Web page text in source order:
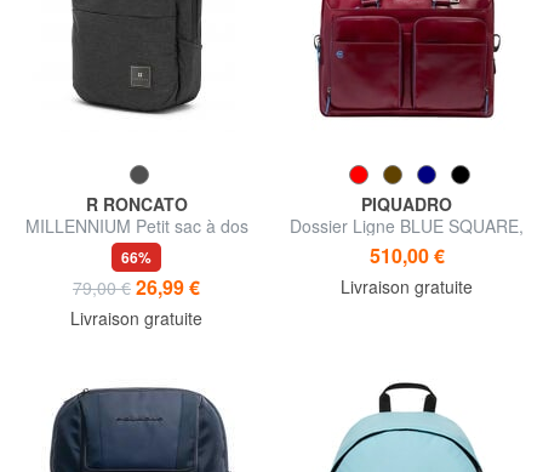
R RONCATO
MILLENNIUM Petit sac à dos
sous le siège
66%
79,00 € 26,99 €
Livraison gratuite
PIQUADRO
Dossier Ligne BLUE SQUARE,
support PC 14 "
510,00 €
Livraison gratuite